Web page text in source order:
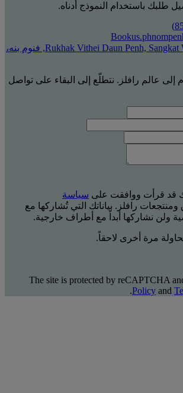
طلبك باستخدام النموذج أدناه.
92 Rukhak Vithei Daun Penh, Sangkat Wat Phnom, فنوم بنه،
عالم رافلز. نتطلّع إلى البقاء على تواصل
قد قرأت ووافقت على سياسة
رافلز. بياناتك التي تُشاركها مع
ولن نشاركها أبداً مع أطراف خارجية.
مرة أخرى لاحقاً.
The site is protected by reCAPTCHA
Policy and